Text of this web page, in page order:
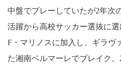
中盤でプレーしていたが2年次
活躍から高校サッカー選抜に
F・マリノスに加入し、ギラヴ
た湘南ベルマーレでブレイク